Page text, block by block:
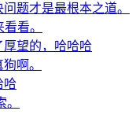
题才是最根本之道。
看。
望的，哈哈哈
啊。
哈